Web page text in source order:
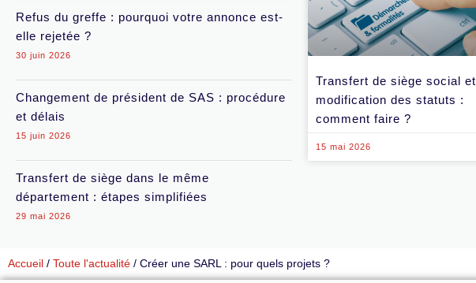
Refus du greffe : pourquoi votre annonce est-
elle rejetée ?
30 juin 2026
Changement de président de SAS : procédure
et délais
15 juin 2026
Transfert de siège dans le même
département : étapes simplifiées
29 mai 2026
Transfert de siège social et
modification des statuts :
comment faire ?
15 mai 2026
Accueil / Toute l'actualité / Créer une SARL : pour quels projets ?